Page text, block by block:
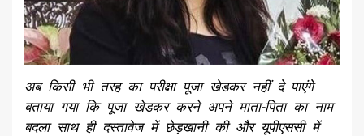
अब किसी भी तरह का परीक्षा पूजा खेडकर नहीं दे पाएंगे
बताया गया कि पूजा खेडकर करने अपने माता-पिता का नाम
बदला साथ ही दस्तावेज में छेड़खानी की और यूपीएससी में